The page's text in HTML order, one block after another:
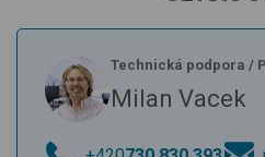
Technická podpora /
Milan Vacek